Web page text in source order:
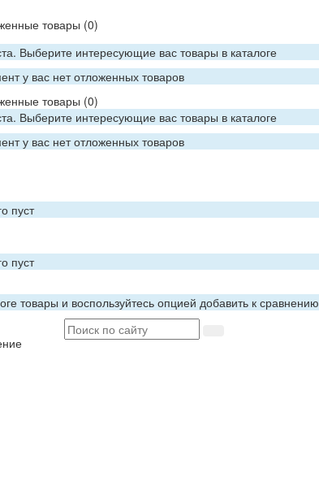
товары (0)
Выберите интересующие вас товары в каталоге
у вас нет отложенных товаров
товары (0)
Выберите интересующие вас товары в каталоге
у вас нет отложенных товаров
пуст
пуст
товары и воспользуйтесь опцией добавить к сравнению